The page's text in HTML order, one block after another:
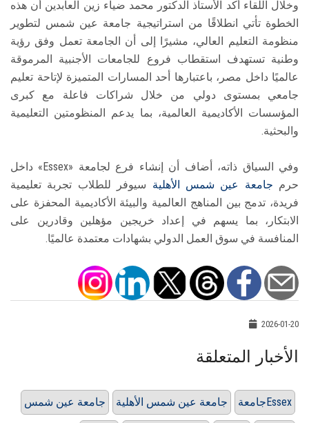
وخلال اللقاء أكد الأستاذ الدكتور محمد ضياء زين العابدين أن هذه
الخطوة تأتي انطلاقًا من استراتيجية جامعة عين شمس لتطوير
منظومة التعليم العالي، مشيرًا إلى أن الجامعة تعمل وفق رؤية
وطنية تستهدف استقطاب فروع للجامعات الأجنبية المرموقة
عالميًا داخل مصر، باعتبارها أحد المسارات المتميزة لإتاحة تعليم
جامعي بمستوى دولي من خلال شراكات فاعلة مع كبرى
المؤسسات الأكاديمية العالمية، بما يدعم المنظومتين التعليمية
والبحثية.
وفي السياق ذاته، أضاف أن إنشاء فرع لجامعة «Essex» داخل
حرم جامعة عين شمس الأهلية سيوفر للطلاب تجربة تعليمية
فريدة، تدمج بين المناهج العالمية والبيئة الأكاديمية المحفزة على
الابتكار، بما يسهم في إعداد خريجين مؤهلين وقادرين على
المنافسة في سوق العمل الدولي بشهادات معتمدة عالميًا.
2026-01-20
الأخبار المتعلقة
جامعة عين شمس جامعة عين شمس الأهلية جامعةEssex